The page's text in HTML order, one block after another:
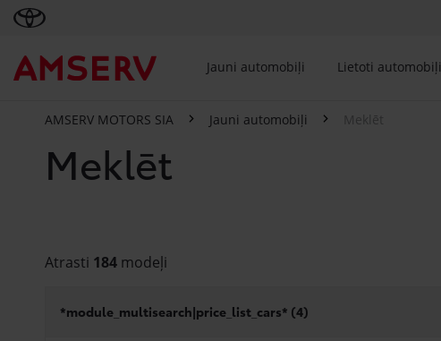
Jauni automobiļi Lietoti automobiļi
AMSERV MOTORS SIA Jauni automobiļi Meklēt
Meklēt
Atrasti 184 modeļi
*module_multisearch|price_list_cars* (4)